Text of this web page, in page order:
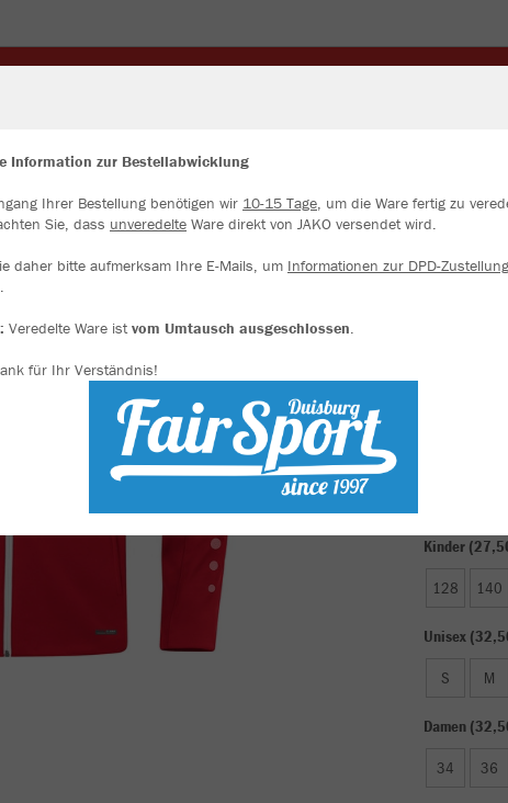
JAKO
rot
Kinder
128 140
Unisex
S M
Damen
34 36
Information zur Bestellabwicklung
Ihrer Bestellung benötigen wir 10-15 Tage, um die Ware fertig zu
Sie, dass unveredelte Ware direkt von JAKO versendet wird.
daher bitte aufmerksam Ihre E-Mails, um Informationen zur DPD-Zustellung
Veredelte Ware istvom Umtausch ausgeschlossen.
für Ihr Verständnis!
verwenden Cookies
die Analyse der Besucherdaten können wir dir personalisierte Inhalte
findest Du in den Einstellungen.
mehr Infos
Datenschutz Impressum